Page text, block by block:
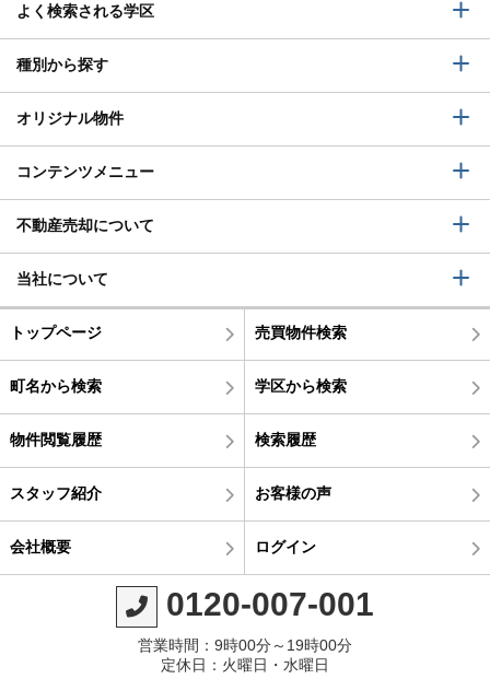
よく検索される学区
種別から探す
オリジナル物件
コンテンツメニュー
不動産売却について
当社について
トップページ 売買物件検索
町名から検索 学区から検索
物件閲覧履歴 検索履歴
スタッフ紹介 お客様の声
会社概要 ログイン
0120-007-001
営業時間：9時00分～19時00分
定休日：火曜日・水曜日